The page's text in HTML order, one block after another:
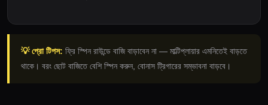
💡 প্রো টিপস: ফ্রি স্পিন রাউন্ডে বাজি বাড়াবেন না — মাল্টিপ্লায়ার এমনিতেই বাড়তে
থাকে। বরং ছোট বাজিতে বেশি স্পিন করুন, বোনাস ট্রিগারের সম্ভাবনা বাড়বে।